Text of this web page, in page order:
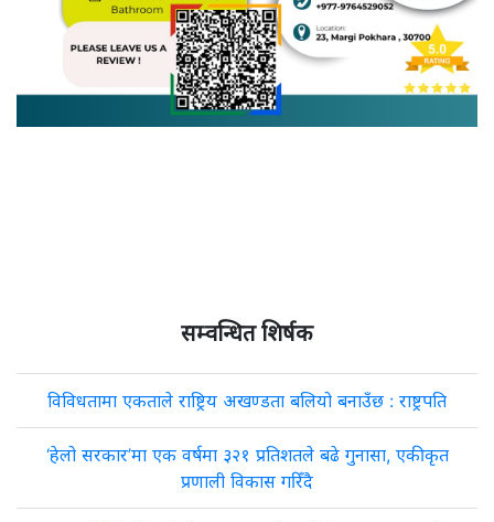
सम्वन्धित शिर्षक
विविधतामा एकताले राष्ट्रिय अखण्डता बलियो बनाउँछ : राष्ट्रपति
‘हेलो सरकार’मा एक वर्षमा ३२१ प्रतिशतले बढे गुनासा, एकीकृत
प्रणाली विकास गरिँदै